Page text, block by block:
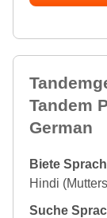
Tandem
German
Biete
Hindi
Suche